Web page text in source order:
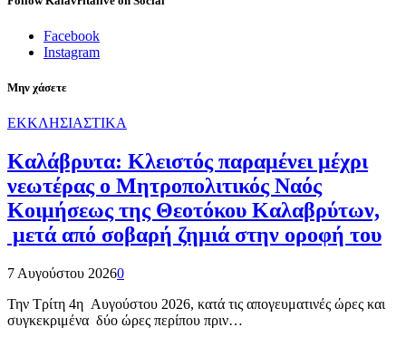
Facebook
Instagram
Μην χάσετε
ΕΚΚΛΗΣΙΑΣΤΙΚΑ
Καλάβρυτα: Κλειστός παραμένει μέχρι
νεωτέρας ο Μητροπολιτικός Ναός
Κοιμήσεως της Θεοτόκου Καλαβρύτων,
μετά από σοβαρή ζημιά στην οροφή του
7 Αυγούστου 20260
Την Τρίτη 4η Αυγούστου 2026, κατά τις απογευματινές ώρες και
συγκεκριμένα δύο ώρες περίπου πριν…